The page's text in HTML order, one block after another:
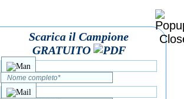
Scarica il Campione
GRATUITO